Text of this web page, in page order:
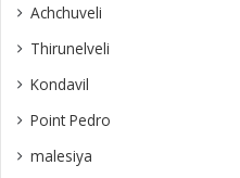
Achchuveli
Thirunelveli
Kondavil
Point Pedro
malesiya